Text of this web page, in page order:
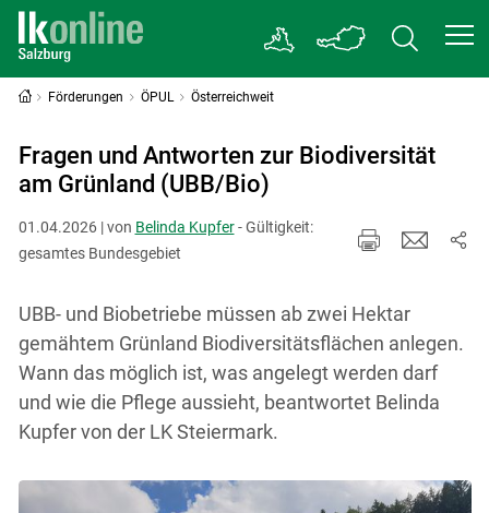
Förderungen ÖPUL Österreichweit
Fragen und Antworten zur Biodiversität
am Grünland (UBB/Bio)
01.04.2026 | von Belinda Kupfer- Gültigkeit:
gesamtes Bundesgebiet
UBB- und Biobetriebe müssen ab zwei Hektar
gemähtem Grünland Biodiversitätsflächen anlegen.
Wann das möglich ist, was angelegt werden darf
und wie die Pflege aussieht, beantwortet Belinda
Kupfer von der LK Steiermark.